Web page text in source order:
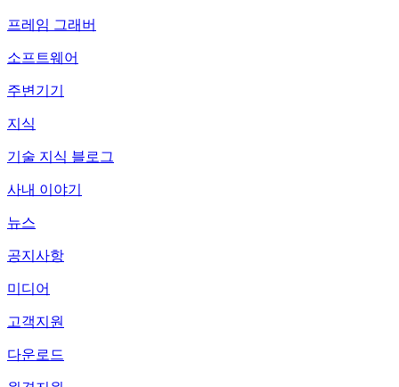
프레임 그래버
소프트웨어
주변기기
지식
기술 지식 블로그
사내 이야기
뉴스
공지사항
미디어
고객지원
다운로드